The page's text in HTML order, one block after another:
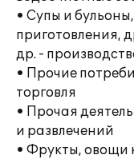
• Супы и
приготовления,
др. -
• Прочие
торговля
• Прочая
и развлечений
• Фрукты, овощи